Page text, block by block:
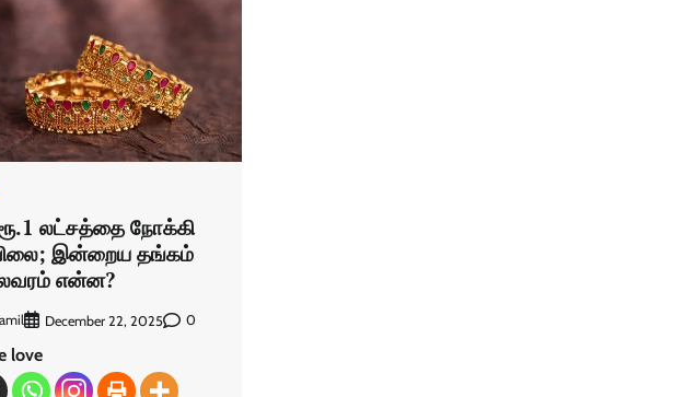
லட்சத்தை நோக்கி
இன்றைய தங்கம்
என்ன?
December 22, 2025 0
love